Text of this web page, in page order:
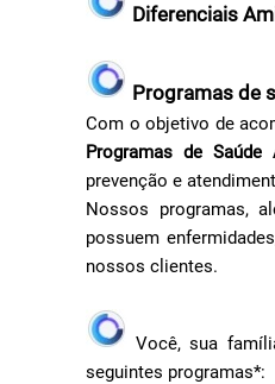
Diferenciais
Programas de
Com o objetivo de
Programas de Saúde
prevenção e
Nossos programas,
possuem
nossos clientes.
Você, sua
seguintes programas*: